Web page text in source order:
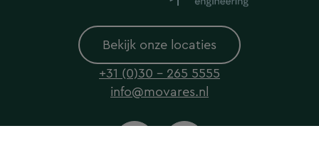
Bekijk onze locaties
+31 (0)30 - 265 5555
info@movares.nl